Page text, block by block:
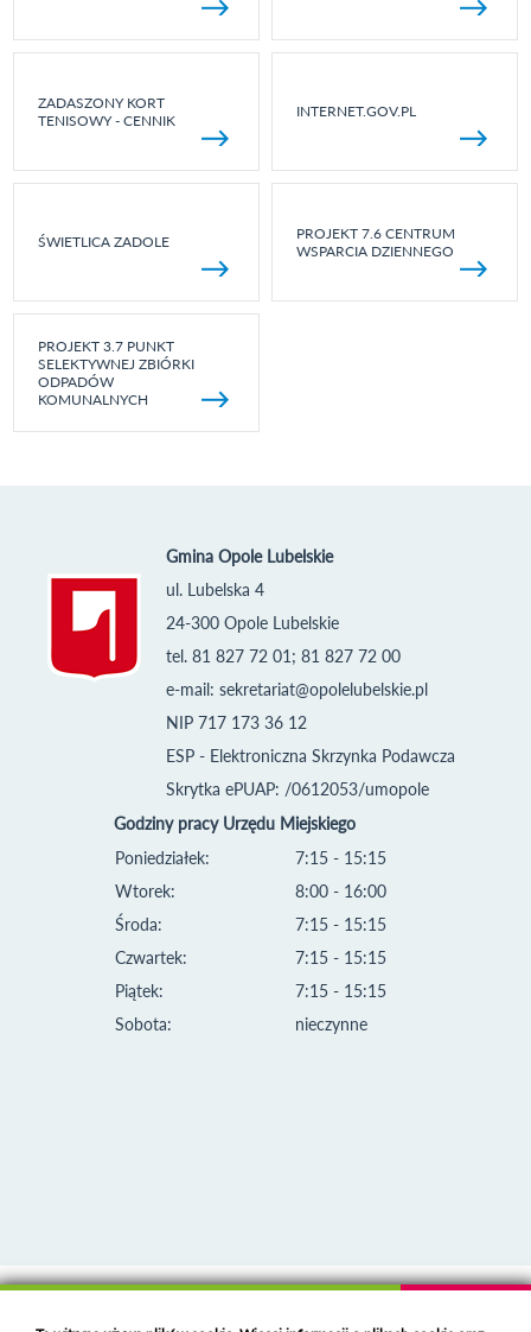
ZADASZONY KORT
TENISOWY - CENNIK
INTERNET.GOV.PL
ŚWIETLICA ZADOLE
PROJEKT 7.6 CENTRUM
WSPARCIA DZIENNEGO
PROJEKT 3.7 PUNKT
SELEKTYWNEJ ZBIÓRKI
ODPADÓW
KOMUNALNYCH
Gmina Opole Lubelskie
ul. Lubelska 4
24-300 Opole Lubelskie
tel. 81 827 72 01; 81 827 72 00
e-mail: sekretariat@opolelubelskie.pl
NIP 717 173 36 12
ESP - Elektroniczna Skrzynka Podawcza
Skrytka ePUAP: /0612053/umopole
Godziny pracy Urzędu Miejskiego
Poniedziałek:
Wtorek:
Środa:
Czwartek:
Piątek:
Sobota:
7:15 - 15:15
8:00 - 16:00
7:15 - 15:15
7:15 - 15:15
7:15 - 15:15
nieczynne